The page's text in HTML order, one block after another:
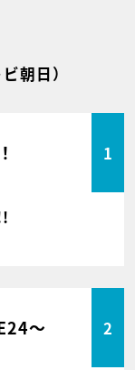
朝日）
1
～ 2